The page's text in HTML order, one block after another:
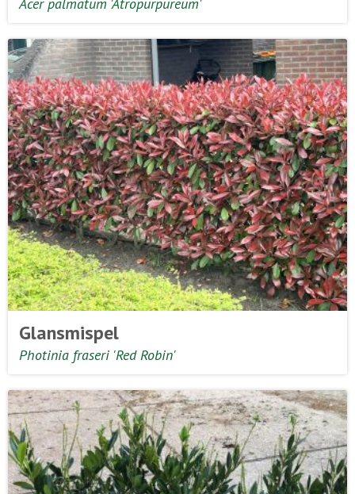
Acer palmatum 'Atropurpureum'
Glansmispel
Photinia fraseri 'Red Robin'